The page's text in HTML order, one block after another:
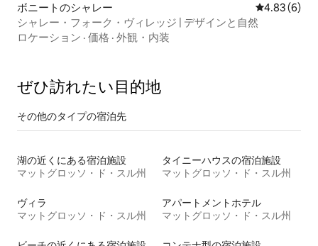
ボニートのシャレー レビュー6
4.83 (6)
シャレー・フォーク・ヴィレッジ | デザインと自然
ロケーション · 価格 · 外観・内装
ぜひ訪⁠れ⁠た⁠い目⁠的⁠地
その他のタ⁠イ⁠プ⁠の宿⁠泊⁠先
湖の近くにある宿泊施設
マットグロッソ・ド・スル州
タイニーハウスの宿泊施設
マットグロッソ・ド・スル州
ヴィラ
マットグロッソ・ド・スル州
アパートメントホテル
マットグロッソ・ド・スル州